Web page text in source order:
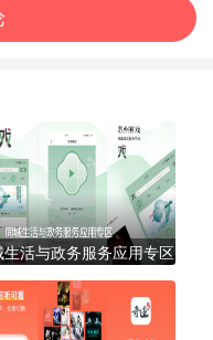
生活与政务服务应用专区